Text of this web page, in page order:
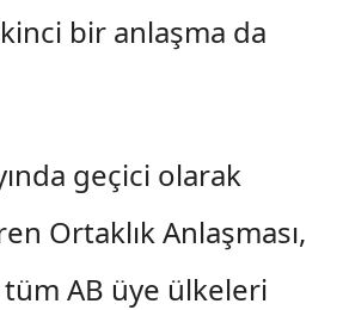
bir anlaşma da
geçici olarak
Ortaklık Anlaşması,
AB üye ülkeleri